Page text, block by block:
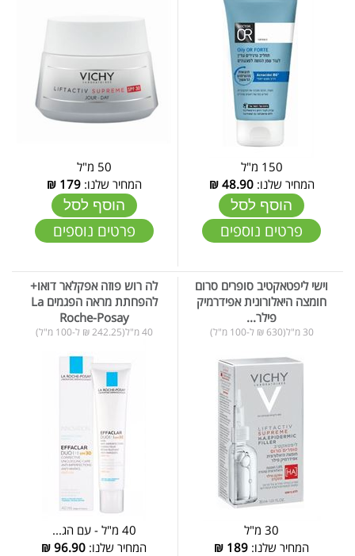
150 מ"ל
המחיר שלנו:48.90
₪
הוסף לסל
פרטים נוספים
50 מ"ל
המחיר שלנו:179
₪
הוסף לסל
פרטים נוספים
וישי ליפטאקטיב סופרים סרום
חומצה היאלורונית אפידרמיק
פילר...
30 מ"ל(630 ₪ ל-100 מ"ל)
30 מ"ל
המחיר שלנו: 189
₪
לה רוש פוזה אפקלאר דואו+
להפחתת מראה הפגמים La
Roche-Posay
40 מ"ל(242.25 ₪ ל-100 מ"ל)
40 מ"ל - עם הג...
המחיר שלנו: 96.90
₪